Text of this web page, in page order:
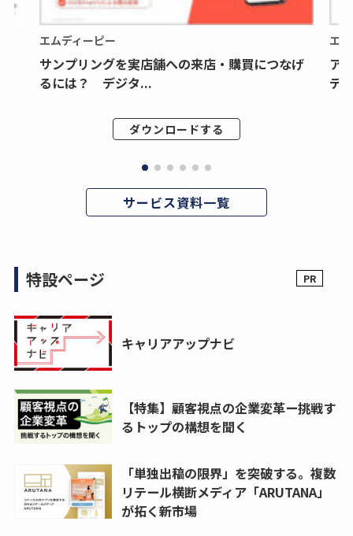
エムディーピー
サンプリングを実店舗への来店・購買につなげ
るには？ デジタ...
ダウンロードする
エ
ア
デ
サービス資料一覧
特設ページ
キャリアアップナビ
【特集】顧客視点の企業変革ー挑戦す
るトップの構想を聞く
「単独出稿の限界」を突破する。複数
リテール横断メディア「ARUTANA」
が拓く新市場